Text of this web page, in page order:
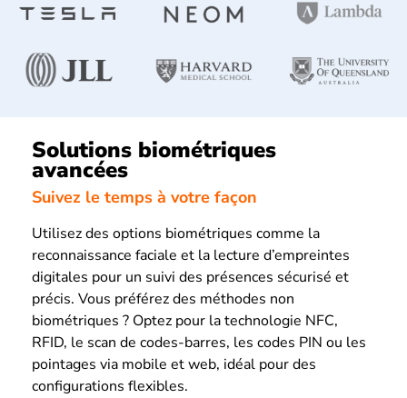
Solutions biométriques
avancées
Suivez le temps à votre façon
Utilisez des options biométriques comme la
reconnaissance faciale et la lecture d’empreintes
digitales pour un suivi des présences sécurisé et
précis. Vous préférez des méthodes non
biométriques ? Optez pour la technologie NFC,
RFID, le scan de codes-barres, les codes PIN ou les
pointages via mobile et web, idéal pour des
configurations flexibles.